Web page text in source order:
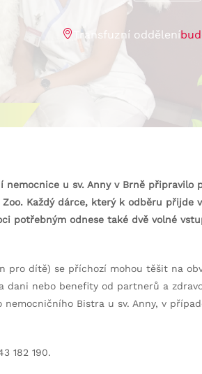
Transfuzní oddělení
u sv. Anny v Brně připravilo
Každý dárce, který k odběru přijde
potřebným odnese také dvě volné
pro dítě) se příchozí mohou těšit na
dani nebo benefity od partnerů a
Bistra u sv. Anny, v
182 190.